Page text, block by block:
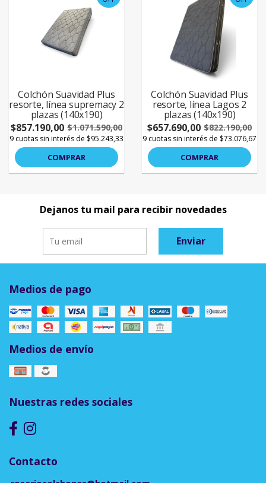
Colchón Suavidad Plus
resorte, línea supremacy 2
plazas (140x190)
$857.190,00 $1.071.590,00
9 cuotas sin interés de $95.243,33
COMPRAR
Colchón Suavidad Plus
resorte, línea Lagos 2
plazas (140x190)
$657.690,00 $822.190,00
9 cuotas sin interés de $73.076,67
COMPRAR
Dejanos tu mail para recibir novedades
Enviar
Medios de pago
Medios de envío
Nuestras redes sociales
Contacto